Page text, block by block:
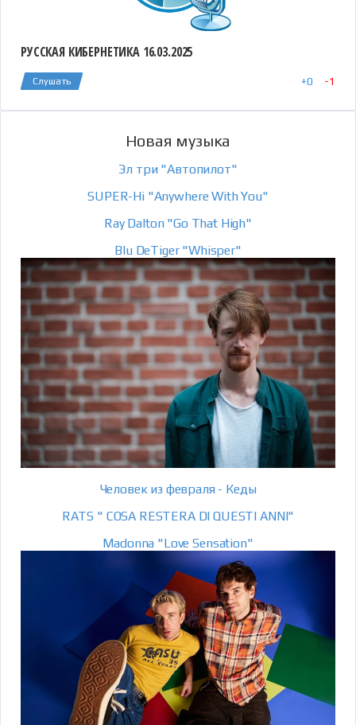
РУССКАЯ КИБЕРНЕТИКА 16.03.2025
Слушать +0 -1
Новая музыка
Эл три "Автопилот"
SUPER-Hi "Anywhere With You"
Ray Dalton "Go That High"
Blu DeTiger "Whisper"
Человек из февраля - Кеды
RATS " COSA RESTERA DI QUESTI ANNI"
Madonna "Love Sensation"